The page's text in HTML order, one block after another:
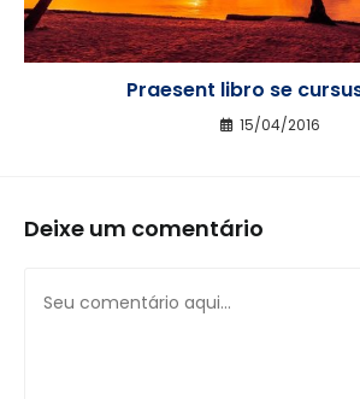
Praesent libro se
15/04/2016
Deixe um comentário